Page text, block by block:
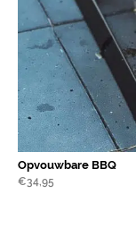
Opvouwbare BBQ
€34,95